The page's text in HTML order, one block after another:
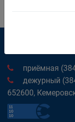
приёмная
дежурный
652600,